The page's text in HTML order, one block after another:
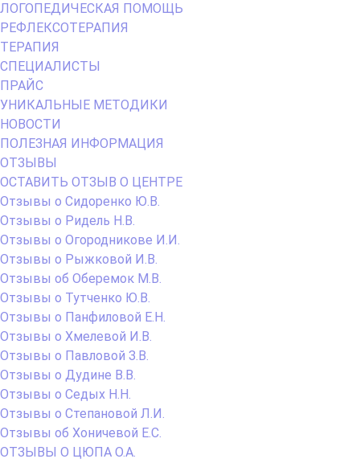
ЛОГОПЕДИЧЕСКАЯ ПОМОЩЬ
РЕФЛЕКСОТЕРАПИЯ
ТЕРАПИЯ
СПЕЦИАЛИСТЫ
ПРАЙС
УНИКАЛЬНЫЕ МЕТОДИКИ
НОВОСТИ
ПОЛЕЗНАЯ ИНФОРМАЦИЯ
ОТЗЫВЫ
ОСТАВИТЬ ОТЗЫВ О ЦЕНТРЕ
Отзывы о Сидоренко Ю.В.
Отзывы о Ридель Н.В.
Отзывы о Огородникове И.И.
Отзывы о Рыжковой И.В.
Отзывы об Оберемок М.В.
Отзывы о Тутченко Ю.В.
Отзывы о Панфиловой Е.Н.
Отзывы о Хмелевой И.В.
Отзывы о Павловой З.В.
Отзывы о Дудине В.В.
Отзывы о Седых Н.Н.
Отзывы о Степановой Л.И.
Отзывы об Хоничевой Е.С.
ОТЗЫВЫ О ЦЮПА О.А.